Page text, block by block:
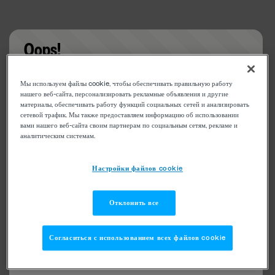
Oops!
Something went wrong. Please try refreshing the
app
Мы используем файлы cookie, чтобы обеспечивать правильную работу
нашего веб-сайта, персонализировать рекламные объявления и другие
материалы, обеспечивать работу функций социальных сетей и анализировать
сетевой трафик. Мы также предоставляем информацию об использовании
вами нашего веб-сайта своим партнерам по социальным сетям, рекламе и
аналитическим системам.
Настройки файлов cookie
Отклонить все
Согласиться с использованием всех файлов cookie